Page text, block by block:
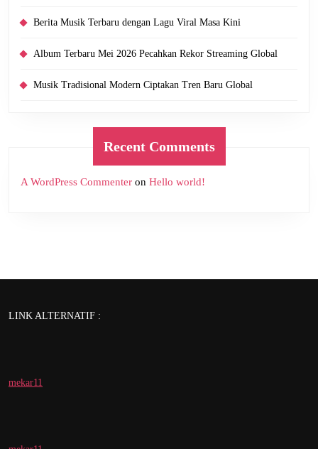
Berita Musik Terbaru dengan Lagu Viral Masa Kini
Album Terbaru Mei 2026 Pecahkan Rekor Streaming Global
Musik Tradisional Modern Ciptakan Tren Baru Global
Recent Comments
A WordPress Commenter on Hello world!
LINK ALTERNATIF :
mekar11